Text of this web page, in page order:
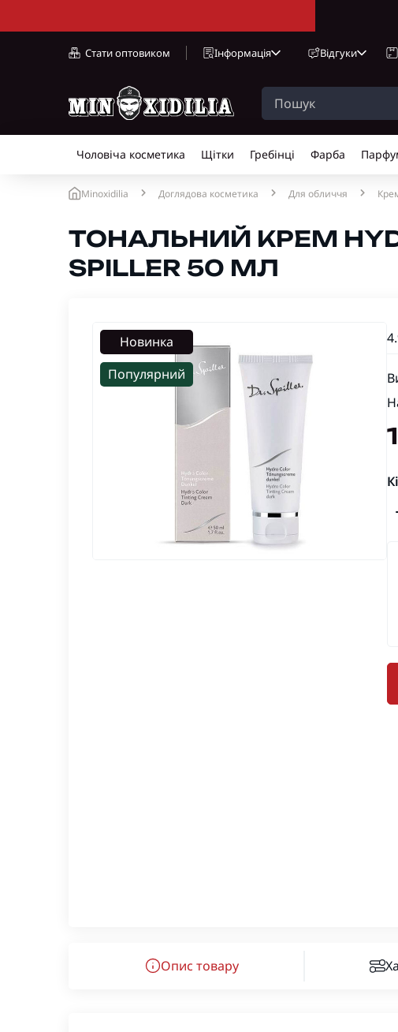
Стати оптовиком Інформація Відгуки
Чоловіча косметика Щітки Гребінці Фарба
Minoxidilia Доглядова косметика Для обличчя
ТОНАЛЬНИЙ КРЕМ
SPILLER 50 МЛ
Новинка
Популярний
Опис товару